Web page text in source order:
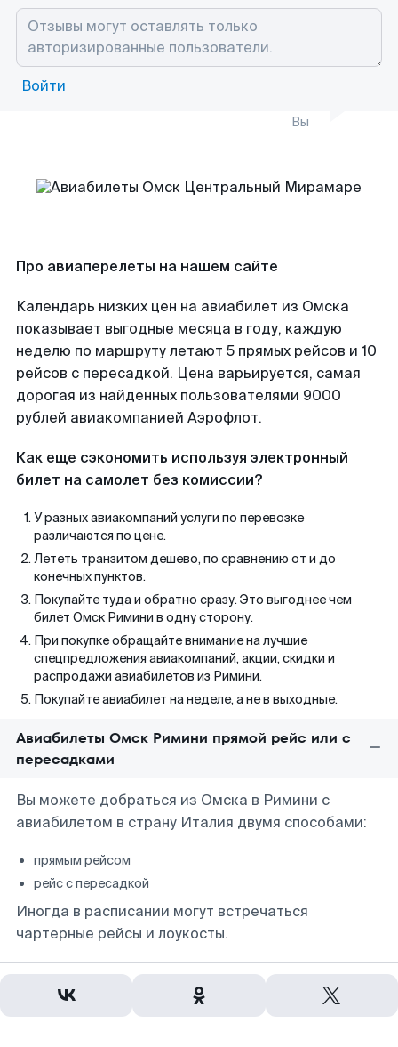
Войти
Вы
Про авиаперелеты на нашем сайте
Календарь низких цен на авиабилет из Омска
показывает выгодные месяца в году, каждую
неделю по маршруту летают 5 прямых рейсов и 10
рейсов с пересадкой. Цена варьируется, самая
дорогая из найденных пользователями 9000
рублей авиакомпанией Аэрофлот.
Как еще сэкономить используя электронный
билет на самолет без комиссии?
У разных авиакомпаний услуги по перевозке
различаются по цене.
Лететь транзитом дешево, по сравнению от и до
конечных пунктов.
Покупайте туда и обратно сразу. Это выгоднее чем
билет Омск Римини в одну сторону.
При покупке обращайте внимание на лучшие
спецпредложения авиакомпаний, акции, скидки и
распродажи авиабилетов из Римини.
Покупайте авиабилет на неделе, а не в выходные.
Авиабилеты Омск Римини прямой рейс или с
пересадками
Вы можете добраться из Омска в Римини с
авиабилетом в страну Италия двумя способами:
прямым рейсом
рейс с пересадкой
Иногда в расписании могут встречаться
чартерные рейсы и лоукосты.